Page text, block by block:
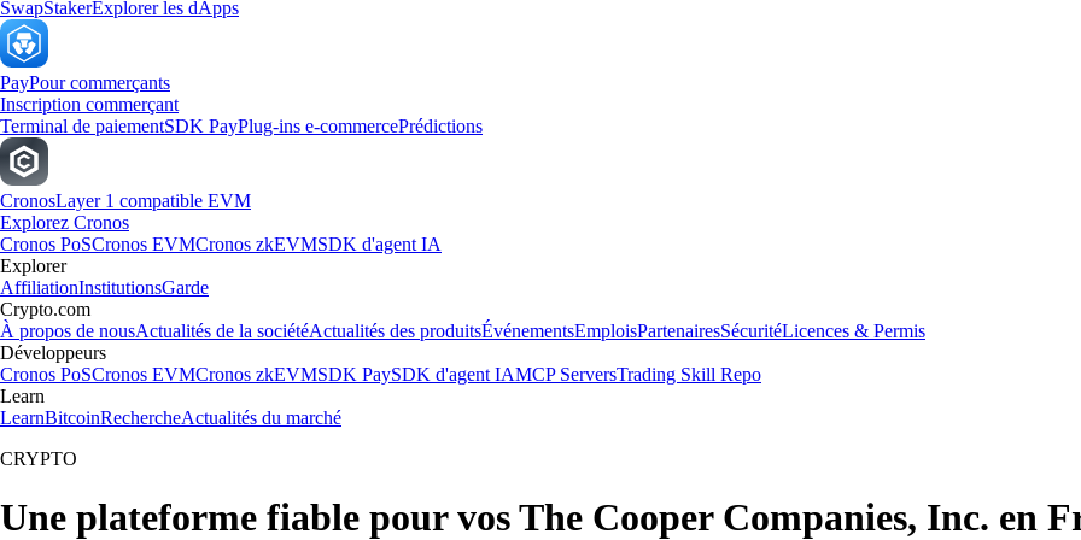
SwapStakerExplorer les dApps
PayPour commerçants
Inscription commerçant
Terminal de paiementSDK PayPlug-ins e-commercePrédictions
CronosLayer 1 compatible EVM
Explorez Cronos
Cronos PoSCronos EVMCronos zkEVMSDK d'agent IA
Explorer
AffiliationInstitutionsGarde
Crypto.com
À propos de nousActualités de la sociétéActualités des produitsÉvénementsEmploisPartenairesSécuritéLicences & Permis
Développeurs
Cronos PoSCronos EVMCronos zkEVMSDK PaySDK d'agent IAMCP ServersTrading Skill Repo
Learn
LearnBitcoinRechercheActualités du marché
CRYPTO
Une plateforme fiable pour vos The Cooper Companies, Inc. en